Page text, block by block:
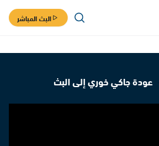
البث المباشر
عودة جاكي خوري إلى البث